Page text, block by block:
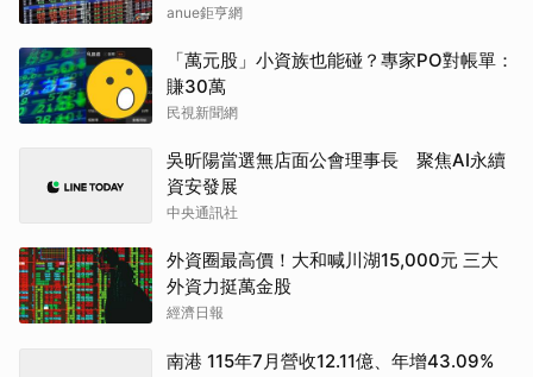
anue鉅亨網
「萬元股」小資族也能碰？專家PO對帳單：
賺30萬
民視新聞網
吳昕陽當選無店面公會理事長 聚焦AI永續
資安發展
中央通訊社
外資圈最高價！大和喊川湖15,000元 三大
外資力挺萬金股
經濟日報
南港 115年7月營收12.11億、年增43.09%